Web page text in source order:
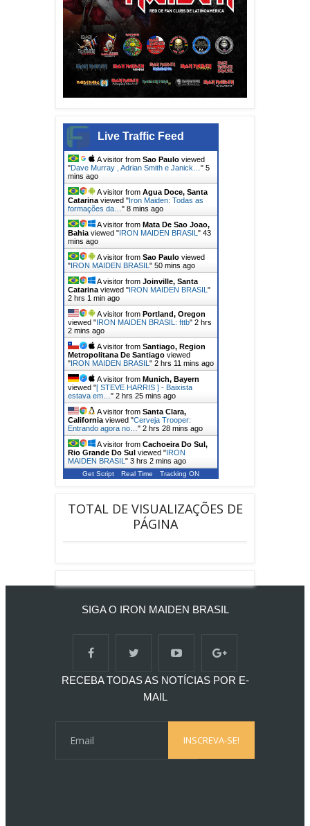
Live Traffic Feed
A visitor from Sao Paulo viewed
"Dave Murray , Adrian Smith e Janick… " 5
mins ago
A visitor from Agua Doce, Santa
Catarina viewed "Iron Maiden: Todas as
formações da… " 8 mins ago
A visitor from Mata De Sao Joao,
Bahia viewed "IRON MAIDEN BRASIL " 43
mins ago
A visitor from Sao Paulo viewed
"IRON MAIDEN BRASIL " 50 mins ago
A visitor from Joinville, Santa
Catarina viewed "IRON MAIDEN BRASIL "
2 hrs 1 min ago
A visitor from Portland, Oregon
viewed "IRON MAIDEN BRASIL: fttb" 2 hrs
2 mins ago
A visitor from Santiago, Region
Metropolitana De Santiago viewed
"IRON MAIDEN BRASIL " 2 hrs 11 mins ago
A visitor from Munich, Bayern
viewed "[ STEVE HARRIS ] - Baixista
estava em… " 2 hrs 25 mins ago
A visitor from Santa Clara,
California viewed "Cerveja Trooper:
Entrando agora no… " 2 hrs 28 mins ago
A visitor from Cachoeira Do Sul,
Rio Grande Do Sul viewed "IRON
MAIDEN BRASIL " 3 hrs 2 mins ago
Get Script Real Time Tracking ON
TOTAL DE VISUALIZAÇÕES DE
PÁGINA
SIGA O IRON MAIDEN BRASIL
RECEBA TODAS AS NOTÍCIAS POR E-
MAIL